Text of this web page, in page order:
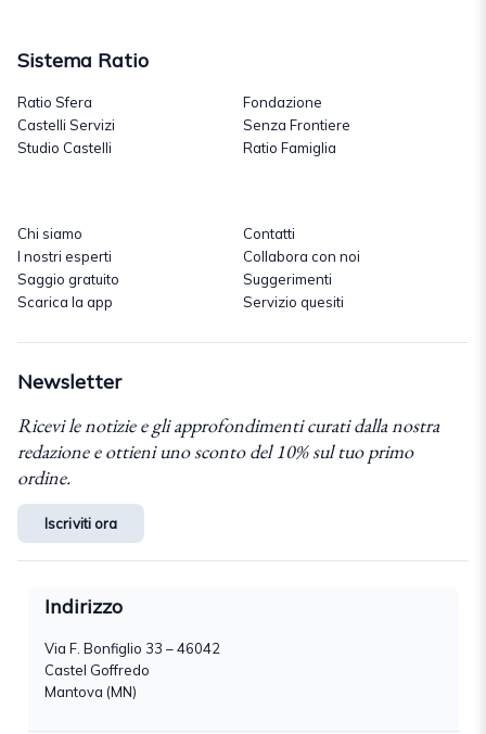
Sistema Ratio
Ratio Sfera
Castelli Servizi
Studio Castelli
Fondazione
Senza Frontiere
Ratio Famiglia
Chi siamo
I nostri esperti
Saggio gratuito
Scarica la app
Contatti
Collabora con noi
Suggerimenti
Servizio quesiti
Newsletter
Ricevi le notizie e gli approfondimenti curati dalla nostra
redazione e ottieni uno sconto del 10% sul tuo primo
ordine.
Iscriviti ora
Indirizzo
Via F. Bonfiglio 33 – 46042
Castel Goffredo
Mantova (MN)